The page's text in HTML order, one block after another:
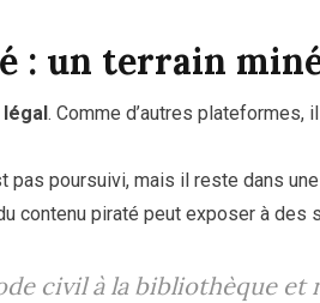
: un terrain
. Comme d’autres
pas poursuivi, mais il reste dans
contenu piraté peut exposer à des
civil à la bibliothèque et